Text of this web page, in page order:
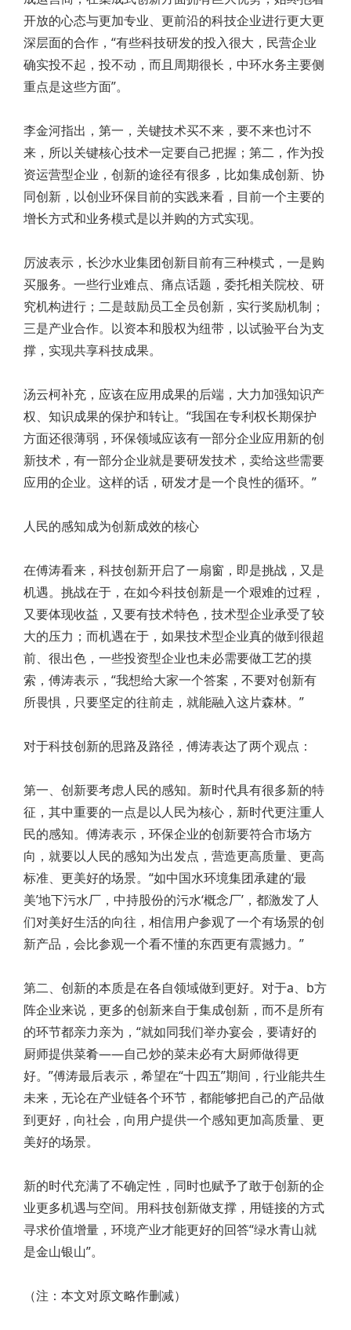
开放的心态与更加专业、更前沿的科技企业进行更大更
深层面的合作，“有些科技研发的投入很大，民营企业
确实投不起，投不动，而且周期很长，中环水务主要侧
重点是这些方面”。
李金河指出，第一，关键技术买不来，要不来也讨不
来，所以关键核心技术一定要自己把握；第二，作为投
资运营型企业，创新的途径有很多，比如集成创新、协
同创新，以创业环保目前的实践来看，目前一个主要的
增长方式和业务模式是以并购的方式实现。
厉波表示，长沙水业集团创新目前有三种模式，一是购
买服务。一些行业难点、痛点话题，委托相关院校、研
究机构进行；二是鼓励员工全员创新，实行奖励机制；
三是产业合作。以资本和股权为纽带，以试验平台为支
撑，实现共享科技成果。
汤云柯补充，应该在应用成果的后端，大力加强知识产
权、知识成果的保护和转让。“我国在专利权长期保护
方面还很薄弱，环保领域应该有一部分企业应用新的创
新技术，有一部分企业就是要研发技术，卖给这些需要
应用的企业。这样的话，研发才是一个良性的循环。”
人民的感知成为创新成效的核心
在傅涛看来，科技创新开启了一扇窗，即是挑战，又是
机遇。挑战在于，在如今科技创新是一个艰难的过程，
又要体现收益，又要有技术特色，技术型企业承受了较
大的压力；而机遇在于，如果技术型企业真的做到很超
前、很出色，一些投资型企业也未必需要做工艺的摸
索，傅涛表示，­“我想给大家一个答案，不要对创新有
所畏惧，只要坚定的往前走，就能融入这片森林。”
对于科技创新的思路及路径，傅涛表达了两个观点：
第一、创新要考虑人民的感知。新时代具有很多新的特
征，其中重要的一点是以人民为核心，新时代更注重人
民的感知。傅涛表示，环保企业的创新要符合市场方
向，就要以人民的感知为出发点，营造更高质量、更高
标准、更美好的场景。“如中国水环境集团承建的‘最
美’地下污水厂，中持股份的污水‘概念厂’，都激发了人
们对美好生活的向往，相信用户参观了一个有场景的创
新产品，会比参观一个看不懂的东西更有震撼力。”
第二、创新的本质是在各自领域做到更好。对于a、b方
阵企业来说，更多的创新来自于集成创新，而不是所有
的环节都亲力亲为，“就如同我们举办宴会，要请好的
厨师提供菜肴——自己炒的菜未必有大厨师做得更
好。”傅涛最后表示，希望在“十四五”期间，行业能共生
未来，无论在产业链各个环节，都能够把自己的产品做
到更好，向社会，向用户提供一个感知更加高质量、更
美好的场景。
新的时代充满了不确定性，同时也赋予了敢于创新的企
业更多机遇与空间。用科技创新做支撑，用链接的方式
寻求价值增量，环境产业才能更好的回答“绿水青山就
是金山银山”。
（注：本文对原文略作删减）